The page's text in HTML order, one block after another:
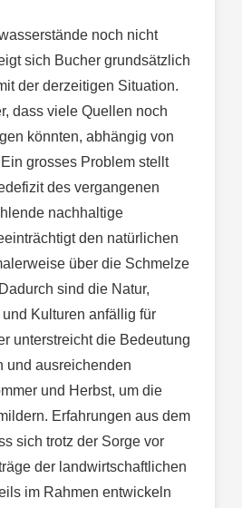
noch nicht
sich Bucher grundsätzlich
der derzeitigen Situation.
dass viele Quellen noch
könnten, abhängig von
grosses Problem stellt
des vergangenen
nachhaltige
den natürlichen
über die Schmelze
sind die Natur,
Kulturen anfällig für
unterstreicht die Bedeutung
und ausreichenden
und Herbst, um die
Erfahrungen aus dem
sich trotz der Sorge vor
der landwirtschaftlichen
im Rahmen entwickeln